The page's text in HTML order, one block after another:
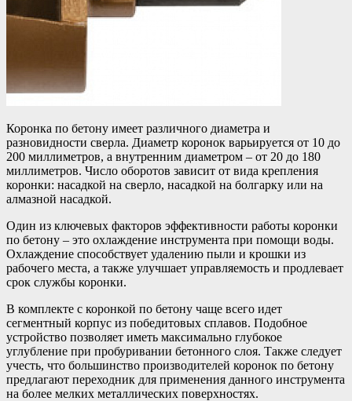
Коронка по бетону имеет различного диаметра и
разновидности сверла. Диаметр коронок варьируется от 10 до
200 миллиметров, а внутренним диаметром – от 20 до 180
миллиметров. Число оборотов зависит от вида крепления
коронки: насадкой на сверло, насадкой на болгарку или на
алмазной насадкой.
Один из ключевых факторов эффективности работы коронки
по бетону – это охлаждение инструмента при помощи воды.
Охлаждение способствует удалению пыли и крошки из
рабочего места, а также улучшает управляемость и продлевает
срок службы коронки.
В комплекте с коронкой по бетону чаще всего идет
сегментный корпус из победитовых сплавов. Подобное
устройство позволяет иметь максимально глубокое
углубление при пробуривании бетонного слоя. Также следует
учесть, что большинство производителей коронок по бетону
предлагают переходник для применения данного инструмента
на более мелких металлических поверхностях.